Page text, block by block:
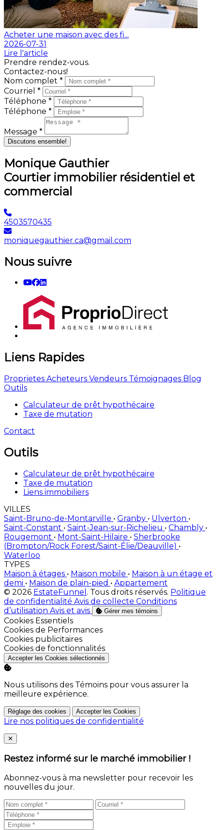
Acheter une maison avec des fi...
2026-07-31
Lire l'article
Prendre rendez-vous.
Contactez-nous!
Nom complet *
Courriel *
Téléphone *
Téléphone *
Message *
Discutons ensemble!
Monique Gauthier
Courtier immobilier résidentiel et
commercial
4503570435
moniquegauthier.ca@gmail.com
Nous suivre
Liens Rapides
Proprietes Acheteurs Vendeurs Témoignages Blog
Outils
Calculateur de prêt hypothécaire
Taxe de mutation
Contact
Outils
Calculateur de prêt hypothécaire
Taxe de mutation
Liens immobiliers
VILLES
Saint-Bruno-de-Montarville • Granby • Ulverton •
Saint-Constant • Saint-Jean-sur-Richelieu • Chambly •
Rougemont • Mont-Saint-Hilaire • Sherbrooke
(Brompton/Rock Forest/Saint-Élie/Deauville) •
Waterloo
TYPES
Maison à étages • Maison mobile • Maison à un étage et
demi • Maison de plain-pied • Appartement
© 2026 EstateFunnel . Tous droits réservés. Politique
de confidentialité Avis de collecte Conditions
d’utilisation Avis et avis Gérer mes témoins
Activer
Cookies Essentiels
Activer
Cookies de Performances
Activer
Cookies publicitaires
Activer
Cookies de fonctionnalités
Accepter les Cookies sélectionnés
Nous utilisons des Témoins pour vous assurer la
meilleure expérience.
Réglage des cookies Accepter les Cookies
Lire nos politiques de confidentialité
Close
✕
Restez informé sur le marché immobilier !
Abonnez-vous à ma newsletter pour recevoir les
nouvelles du jour.